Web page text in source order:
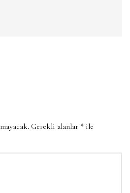
Gerekli alanlar * ile